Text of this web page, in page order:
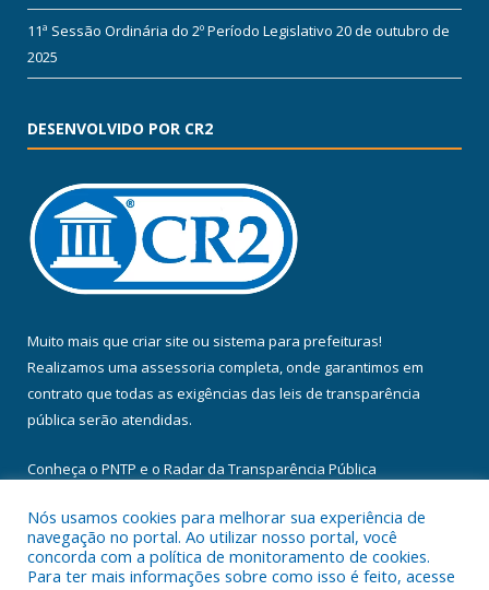
11ª Sessão Ordinária do 2º Período Legislativo 20 de outubro de
2025
DESENVOLVIDO POR CR2
Muito mais que criar site ou sistema para prefeituras!
Realizamos uma assessoria completa, onde garantimos em
contrato que todas as exigências das leis de transparência
pública serão atendidas.
Conheça o PNTP e o Radar da Transparência Pública
Todos os direitos reservados a Câmara Municipal de Floresta do
Nós usamos cookies para melhorar sua experiência de
navegação no portal. Ao utilizar nosso portal, você
concorda com a política de monitoramento de cookies.
Para ter mais informações sobre como isso é feito, acesse